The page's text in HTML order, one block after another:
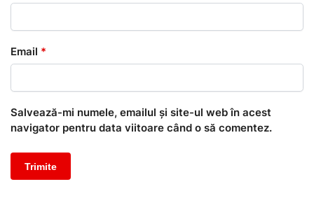
Email *
Salvează-mi numele, emailul și site-ul web în acest
navigator pentru data viitoare când o să comentez.